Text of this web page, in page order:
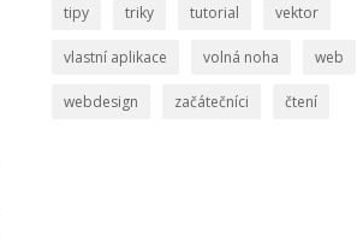
tipy triky tutorial vektor
vlastní aplikace volná noha web
webdesign začátečníci čtení